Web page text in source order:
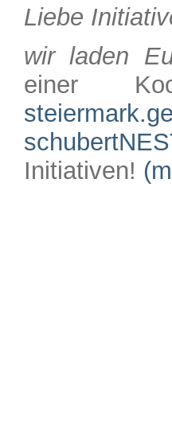
Liebe
wir laden
einer
Initiativen!